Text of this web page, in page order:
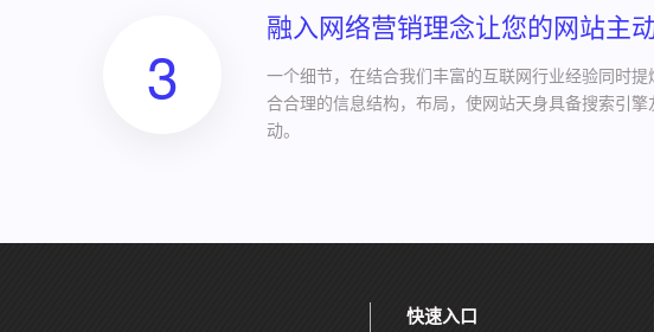
3
融入网络营销理念让您的网站主
一个细节，在结合我们丰富的互联网行业经验同时
合合理的信息结构，布局，使网站天身具备搜索引
动。
快速入口